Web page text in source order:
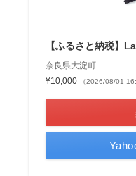
【ふるさと納税】
奈良県大淀町
¥10,000
（2026/08/01